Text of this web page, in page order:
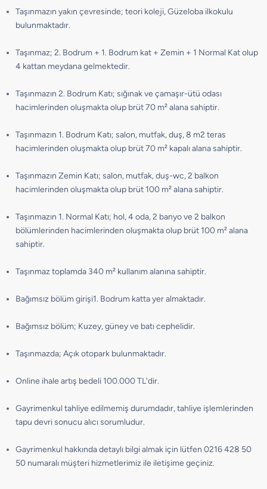
Taşınmazın yakın çevresinde; teori koleji, Güzeloba ilkokulu
bulunmaktadır.
Taşınmaz; 2. Bodrum + 1. Bodrum kat + Zemin + 1 Normal Kat olup
4 kattan meydana gelmektedir.
Taşınmazın 2. Bodrum Katı; sığınak ve çamaşır-ütü odası
hacimlerinden oluşmakta olup brüt 70 m² alana sahiptir.
Taşınmazın 1. Bodrum Katı; salon, mutfak, duş, 8 m2 teras
hacimlerinden oluşmakta olup brüt 70 m² kapalı alana sahiptir.
Taşınmazın Zemin Katı; salon, mutfak, duş-wc, 2 balkon
hacimlerinden oluşmakta olup brüt 100 m² alana sahiptir.
Taşınmazın 1. Normal Katı; hol, 4 oda, 2 banyo ve 2 balkon
bölümlerinden hacimlerinden oluşmakta olup brüt 100 m² alana
sahiptir.
Taşınmaz toplamda 340 m² kullanım alanına sahiptir.
Bağımsız bölüm girişi1. Bodrum katta yer almaktadır.
Bağımsız bölüm; Kuzey, güney ve batı cephelidir.
Taşınmazda; Açık otopark bulunmaktadır.
Online ihale artış bedeli 100.000 TL'dir.
Gayrimenkul tahliye edilmemiş durumdadır, tahliye işlemlerinden
tapu devri sonucu alıcı sorumludur.
Gayrimenkul hakkında detaylı bilgi almak için lütfen 0216 428 50
50 numaralı müşteri hizmetlerimiz ile iletişime geçiniz.